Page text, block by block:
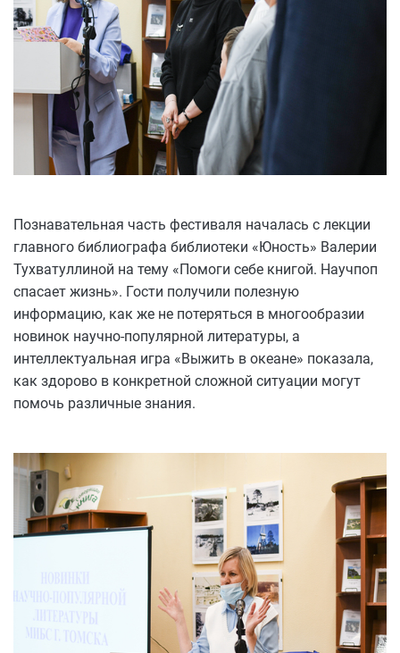
Познавательная часть фестиваля началась с лекции
главного библиографа библиотеки «Юность» Валерии
Тухватуллиной на тему «Помоги себе книгой. Научпоп
спасает жизнь». Гости получили полезную
информацию, как же не потеряться в многообразии
новинок научно-популярной литературы, а
интеллектуальная игра «Выжить в океане» показала,
как здорово в конкретной сложной ситуации могут
помочь различные знания.